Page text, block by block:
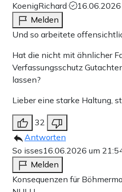
KoenigRichard
Melden
Und so arbeitete
Hat die nicht mit ähnlicher
Verfassungsschutz
lassen?
Lieber eine starke Haltung,
32
Antworten
So isses16.06.2026 um
Melden
Konsequenzen für